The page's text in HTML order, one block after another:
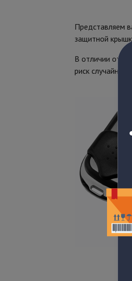
Представляем
защитной
В отличии от
риск